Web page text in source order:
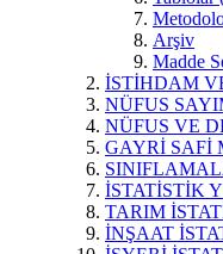
Arşiv
Madde
İSTİHDAM
NÜFUS
NÜFUS VE
GAYRİ SAFİ
İSTATİSTİK
TARIM
İNŞAAT